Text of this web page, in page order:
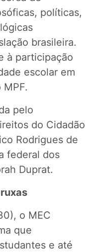
políticas,
brasileira.
à participação
escolar em
pelo
do Cidadão
Rodrigues de
federal dos
Duprat.
o MEC
que
e até